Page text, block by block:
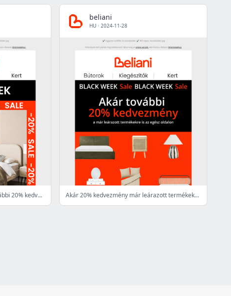
Black Week bútorvásár: akár további 20% kedvezmény a már leárazott termékekre is 🔥
beliani
HU · 2024-11-28
Akár 20% kedvezmény már leárazott termékekre is a Black Week-en 👀